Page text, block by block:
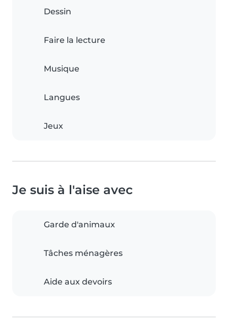
Dessin
Faire la lecture
Musique
Langues
Jeux
Je suis à l'aise avec
Garde d'animaux
Tâches ménagères
Aide aux devoirs